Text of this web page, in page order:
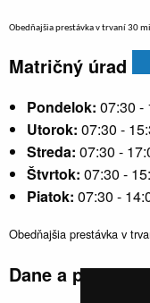
Obedňajšia prestávka v trvaní 30
Matričný úrad
Pondelok: 07:30 -
Utorok: 07:30 -
Streda: 07:30 -
Štvrtok: 07:30 -
Piatok: 07:30 -
Obedňajšia prestávka v
Dane a poplatky